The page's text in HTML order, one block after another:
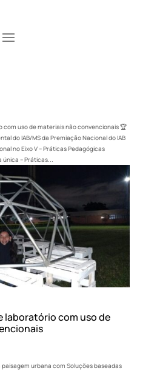
laboratório com uso de
com uso de materiais não convencionais 🏆
do IAB/MS da Premiação Nacional do IAB
no Eixo V – Práticas Pedagógicas
única – Práticas...
urbana com Soluções baseadas